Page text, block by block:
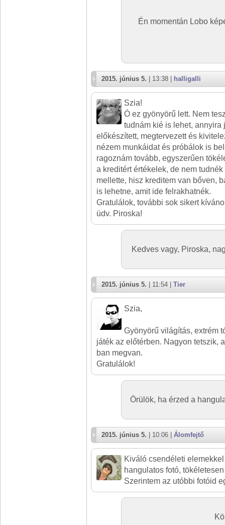
Én momentán Lobo
2015. június 5. | 13:38 | halligalli
Szia!
Ó ez gyönyörű lett. Nem
tudnám kié is lehet, annyira
előkészített, megtervezett és
nézem munkáidat és próbálok is
ragoznám tovább, egyszerűen
a kreditért értékelek, de nem
mellette, hisz kreditem van bőven,
is lehetne, amit ide felrakhatnék.
Gratulálok, további sok sikert
üdv. Piroska!
Kedves vagy, Piroska,
2015. június 5. | 11:54 | Tier
Szia,
Gyönyörű világítás, extrém
játék az előtérben. Nagyon tetszik,
ban megvan.
Gratulálok!
Örülök, ha érzed a
2015. június 5. | 10:06 | Álomfejtő
Kiváló csendéleti
hangulatos fotó,
Szerintem az utóbbi fotóid